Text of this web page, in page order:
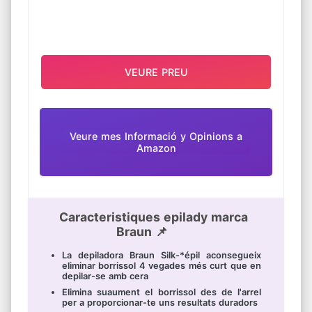
Veure mes Informació y Opinions a
Amazon
Caracteristiques epilady marca
Braun 📌
La depiladora Braun Silk-*épil aconsegueix
eliminar borrissol 4 vegades més curt que en
depilar-se amb cera
Elimina suaument el borrissol des de l'arrel
per a proporcionar-te uns resultats duradors
VEURE PREU